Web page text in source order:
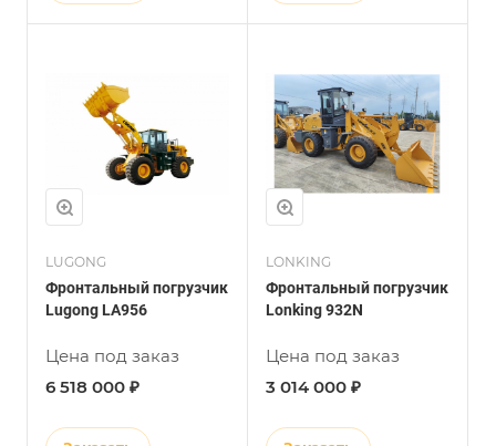
LUGONG
Фронтальный погрузчик
Lugong LA956
Цена под заказ
6 518 000 ₽
LONKING
Фронтальный погрузчик
Lonking 932N
Цена под заказ
3 014 000 ₽